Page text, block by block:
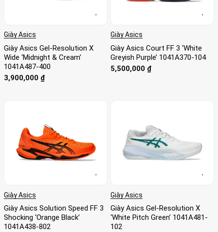
Giày Asics
Giày Asics Gel-Resolution X
Wide ‘Midnight & Cream’
1041A487-400
3,900,000 ₫
Giày Asics
Giày Asics Court FF 3 ‘White
Greyish Purple’ 1041A370-104
5,500,000 ₫
Giày Asics
Giày Asics Solution Speed FF 3
Shocking ‘Orange Black’
1041A438-802
Giày Asics
Giày Asics Gel-Resolution X
‘White Pitch Green’ 1041A481-
102